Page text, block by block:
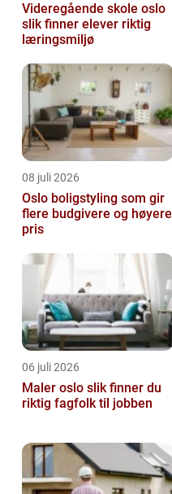
Videregående skole oslo
slik finner elever riktig
læringsmiljø
08 juli 2026
Oslo boligstyling som gir
flere budgivere og høyere
pris
06 juli 2026
Maler oslo slik finner du
riktig fagfolk til jobben